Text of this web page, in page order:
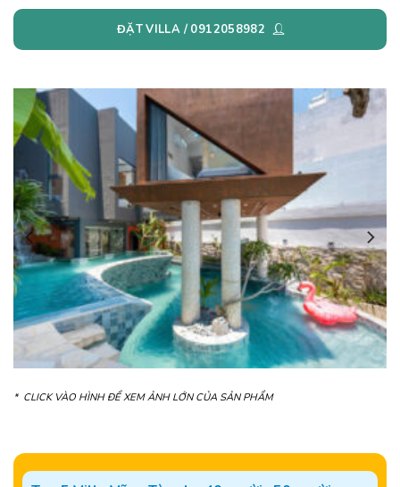
ĐẶT VILLA / 0912058982
* CLICK VÀO HÌNH ĐỂ XEM ẢNH LỚN CỦA SẢN PHẨM